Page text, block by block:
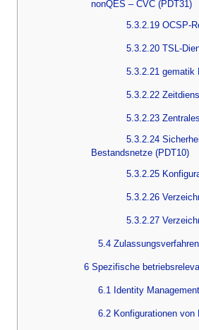
nonQES – CVC (PDT31)
5.3.2.19 OCSP-
5.3.2.20 TSL-
5.3.2.21 gematik
5.3.2.22
5.3.2.23
5.3.2.24
Bestandsnetze (PDT10)
5.3.2.25
5.3.2.26
5.3.2.27
5.4
6 Spezifische
6.1 Identity Management
6.2 Konfigurationen von